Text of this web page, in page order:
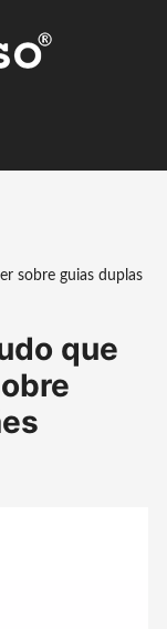
sobre guias duplas
que